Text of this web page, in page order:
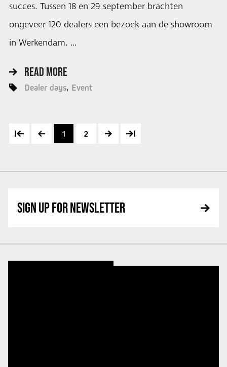
succes. Tussen 18 en 29 september brachten
ongeveer 120 dealers een bezoek aan de showroom
in Werkendam. …
READ MORE
Dealer days Event
1 2
SIGN UP FOR NEWSLETTER